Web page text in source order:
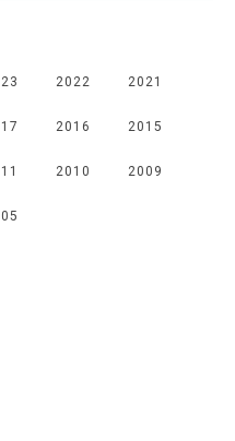
2022 2021
2016 2015
2010 2009